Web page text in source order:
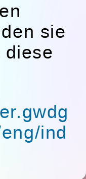
sie
ind